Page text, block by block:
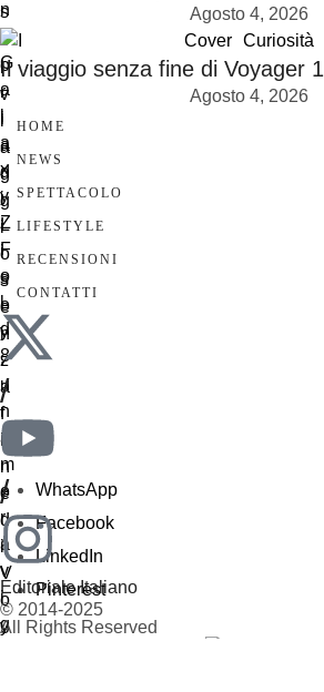
Agosto 4, 2026
Cover
Curiosità
Il viaggio senza fine di Voyager 1
Agosto 4, 2026
HOME
NEWS
SPETTACOLO
LIFESTYLE
RECENSIONI
CONTATTI
/
/
Editoriale Italiano
© 2014-2025
All Rights Reserved
WhatsApp
Facebook
LinkedIn
Pinterest